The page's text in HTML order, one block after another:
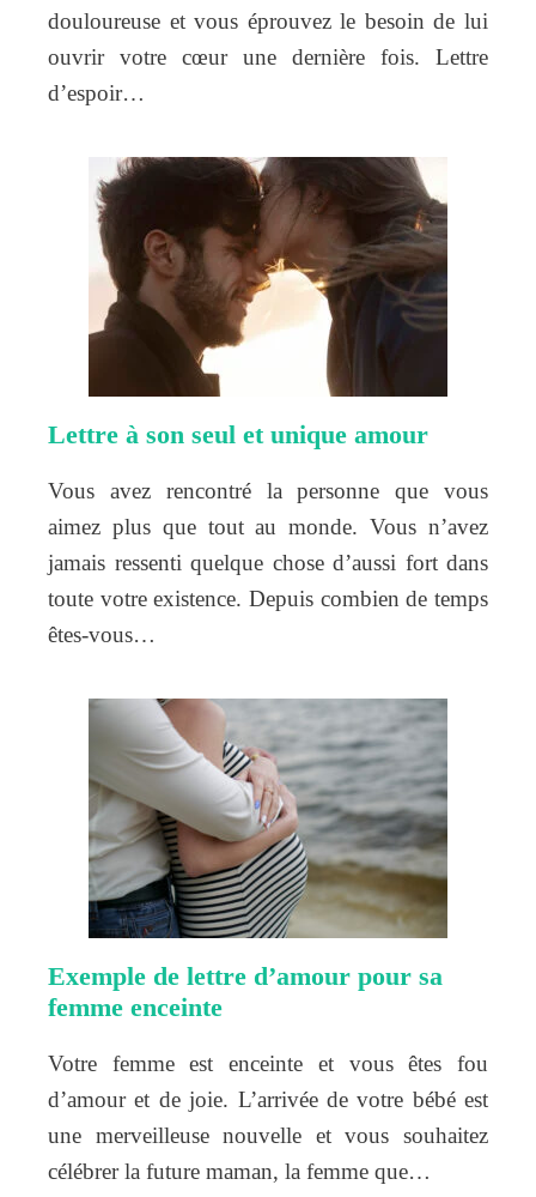
douloureuse et vous éprouvez le besoin de lui
ouvrir votre cœur une dernière fois. Lettre
d’espoir…
Lettre à son seul et unique amour
Vous avez rencontré la personne que vous
aimez plus que tout au monde. Vous n’avez
jamais ressenti quelque chose d’aussi fort dans
toute votre existence. Depuis combien de temps
êtes-vous…
Exemple de lettre d’amour pour sa
femme enceinte
Votre femme est enceinte et vous êtes fou
d’amour et de joie. L’arrivée de votre bébé est
une merveilleuse nouvelle et vous souhaitez
célébrer la future maman, la femme que…